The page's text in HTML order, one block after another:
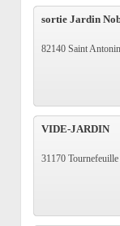
sortie Jardin
82140 Saint Antonin
VIDE-JARDIN
31170 Tournefeuille